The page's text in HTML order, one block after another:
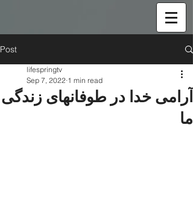
Post
آرامی خدا در طوفانهای زندگی
ما
lifespringtv
Sep 7, 2022 1 min read